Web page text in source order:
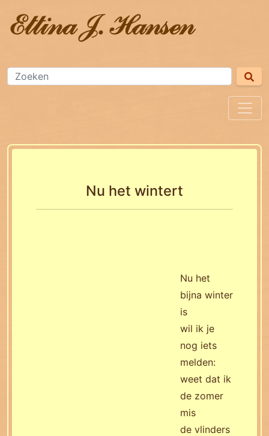
Nu het wintert
Nu het
bijna winter
is
wil ik je
nog iets
melden:
weet dat ik
de zomer
mis
de vlinders